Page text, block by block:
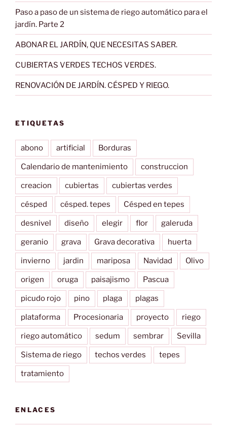
Paso a paso de un sistema de riego automático para el
jardín. Parte 2
ABONAR EL JARDÍN, QUE NECESITAS SABER.
CUBIERTAS VERDES TECHOS VERDES.
RENOVACIÓN DE JARDÍN. CÉSPED Y RIEGO.
ETIQUETAS
abono artificial Borduras
Calendario de mantenimiento construccion
creacion cubiertas cubiertas verdes
césped césped. tepes Césped en tepes
desnivel diseño elegir flor galeruda
geranio grava Grava decorativa huerta
invierno jardin mariposa Navidad Olivo
origen oruga paisajismo Pascua
picudo rojo pino plaga plagas
plataforma Procesionaria proyecto riego
riego automático sedum sembrar Sevilla
Sistema de riego techos verdes tepes
tratamiento
ENLACES